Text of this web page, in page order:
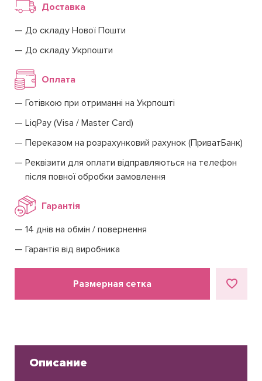
Доставка
До складу Нової Пошти
До складу Укрпошти
Оплата
Готівкою при отриманні на Укрпошті
LiqPay (Visa / Master Card)
Переказом на розрахунковий рахунок (ПриватБанк)
Реквізити для оплати відправляються на телефон
після повної обробки замовлення
Гарантія
14 днів на обмін / повернення
Гарантія від виробника
Размерная сетка
Описание